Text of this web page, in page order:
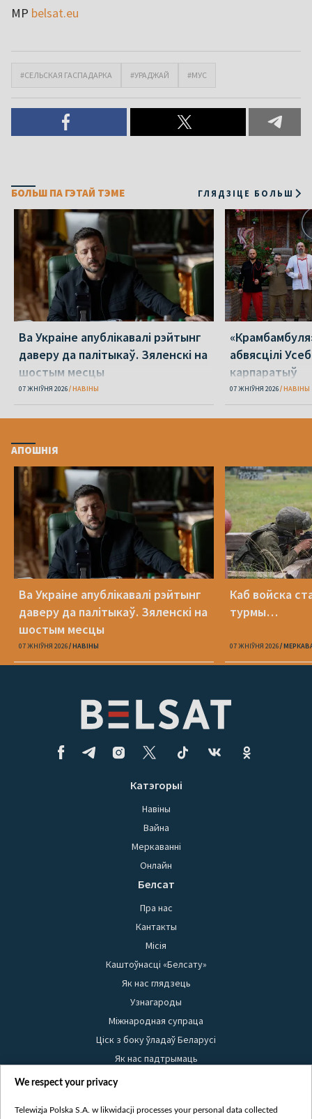
МР belsat.eu
#СЕЛЬСКАЯ ГАСПАДАРКА #УРАДЖАЙ #МУС
БОЛЬШ ПА ГЭТАЙ ТЭМЕ ГЛЯДЗІЦЕ БОЛЬШ
Ва Украіне апублікавалі рэйтынг
даверу да палітыкаў. Зяленскі на
шостым месцы
07 ЖНІЎНЯ 2026 НАВІНЫ
абвясцілі
карпаратыў
07 ЖНІЎНЯ 2026 НАВІНЫ
АПОШНІЯ
Ва Украіне апублікавалі рэйтынг
даверу да палітыкаў. Зяленскі на
шостым месцы
07 ЖНІЎНЯ 2026 НАВІНЫ
Каб войска
турмы…
07 ЖНІЎНЯ 2026
Катэгорыі
Навіны
Вайна
Меркаванні
Онлайн
Белсат
Пра нас
Кантакты
Місія
Каштоўнасці «Белсату»
Як нас глядзець
Узнагароды
Міжнародная супраца
Ціск з боку ўладаў Беларусі
Як нас падтрымаць
Правілы выкарыстання матэрыялаў
Бяспека
We respect your privacy
Telewizja Polska S.A. w likwidacji processes your personal data collected